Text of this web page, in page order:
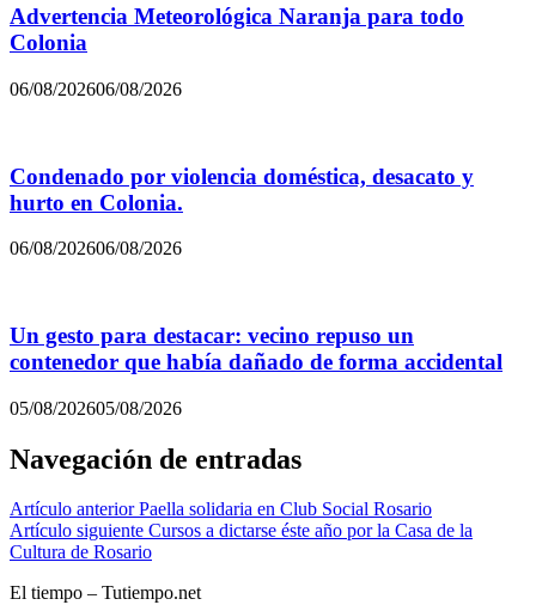
Advertencia Meteorológica Naranja para todo
Colonia
06/08/202606/08/2026
Condenado por violencia doméstica, desacato y
hurto en Colonia.
06/08/202606/08/2026
Un gesto para destacar: vecino repuso un
contenedor que había dañado de forma accidental
05/08/202605/08/2026
Navegación de entradas
Artículo anterior Paella solidaria en Club Social Rosario
Artículo siguiente Cursos a dictarse éste año por la Casa de la
Cultura de Rosario
El tiempo – Tutiempo.net